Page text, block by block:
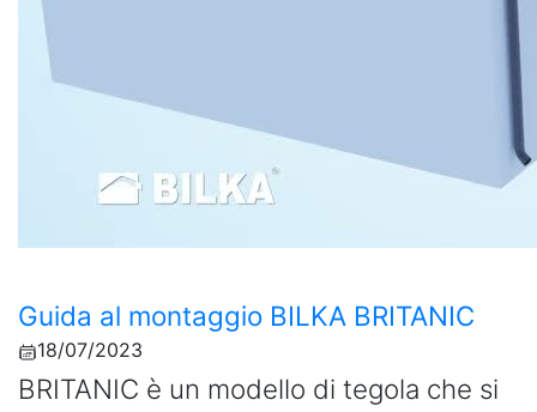
Guida al montaggio BILKA BRITANIC
18/07/2023
BRITANIC è un modello di tegola che si